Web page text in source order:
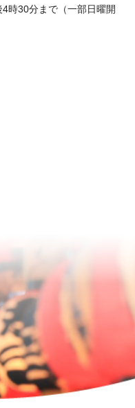
時30分まで（一部日曜開